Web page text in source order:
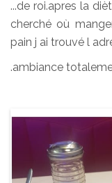
...de roi.apres la
cherché où
pain j ai trouvé l
.ambiance